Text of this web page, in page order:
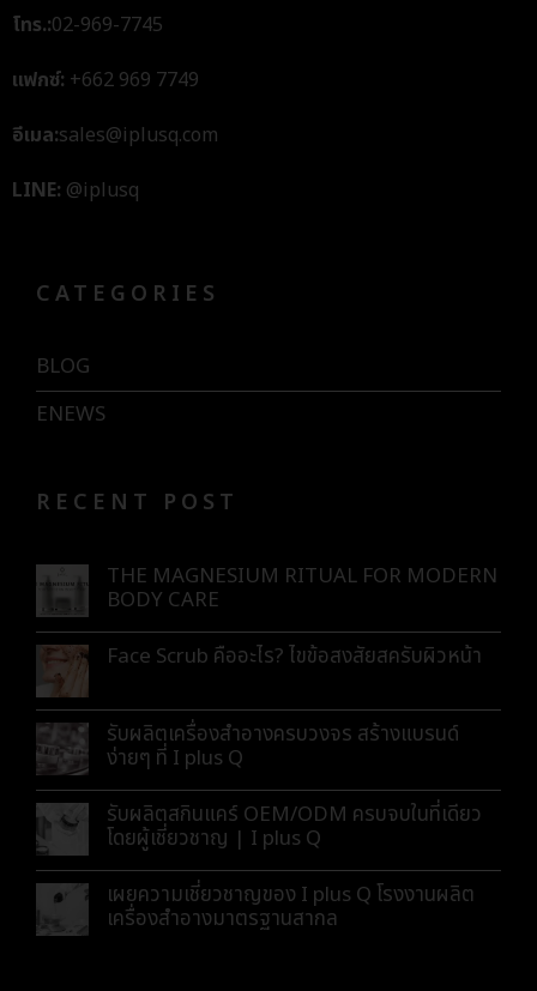
โทร.:02-969-7745
แฟกซ์: +662 969 7749
อีเมล:sales@iplusq.com
LINE: @iplusq
CATEGORIES
BLOG
ENEWS
RECENT POST
THE MAGNESIUM RITUAL FOR MODERN
BODY CARE
Face Scrub คืออะไร? ไขข้อสงสัยสครับผิวหน้า
รับผลิตเครื่องสำอางครบวงจร สร้างแบรนด์
ง่ายๆ ที่ I plus Q
รับผลิตสกินแคร์ OEM/ODM ครบจบในที่เดียว
โดยผู้เชี่ยวชาญ | I plus Q
เผยความเชี่ยวชาญของ I plus Q โรงงานผลิต
เครื่องสำอางมาตรฐานสากล